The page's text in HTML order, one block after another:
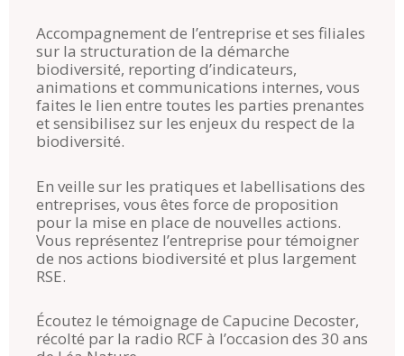
Accompagnement de l’entreprise et ses filiales
sur la structuration de la démarche
biodiversité, reporting d’indicateurs,
animations et communications internes, vous
faites le lien entre toutes les parties prenantes
et sensibilisez sur les enjeux du respect de la
biodiversité.
En veille sur les pratiques et labellisations des
entreprises, vous êtes force de proposition
pour la mise en place de nouvelles actions.
Vous représentez l’entreprise pour témoigner
de nos actions biodiversité et plus largement
RSE.
Écoutez le témoignage de Capucine Decoster,
récolté par la radio RCF à l’occasion des 30 ans